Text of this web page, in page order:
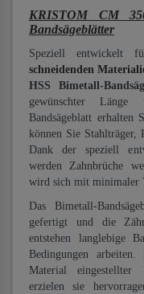
KRISTOM CM
Bandsägeblätter
Speziell entwickelt
schneidenden
HSS Bimetall-
gewünschter
Bandsägeblatt erhalten
können Sie Stahlträger,
Dank der speziell
werden Zahnbrüche
wird sich mit minimaler
Das Bimetall-
gefertigt und die
entstehen langlebige
Bedingungen
Material eingestellter
erzielen sie